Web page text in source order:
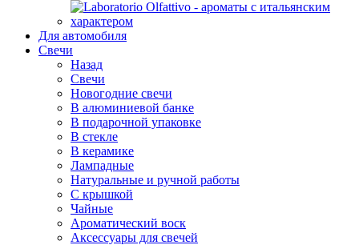
Для автомобиля
Свечи
Назад
Свечи
Новогодние свечи
В алюминиевой банке
В подарочной упаковке
В стекле
В керамике
Лампадные
Натуральные и ручной работы
С крышкой
Чайные
Ароматический воск
Аксессуары для свечей